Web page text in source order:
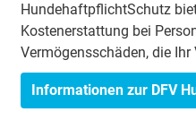
HundehaftpflichtSchutz
Kostenerstattung bei
Vermögensschäden, die Ihr
Informationen zur DFV